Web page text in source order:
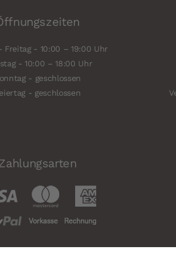
Freitag - 10:00 – 19:00 Uhr
- 10:00 – 18:00 Uhr
- geschlossen
- geschlossen